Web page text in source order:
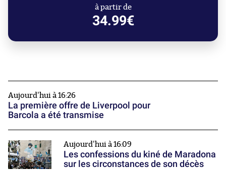
à partir de
34.99€
Aujourd'hui à 16:26
La première offre de Liverpool pour
Barcola a été transmise
Aujourd'hui à 16:09
Les confessions du kiné de Maradona
sur les circonstances de son décès